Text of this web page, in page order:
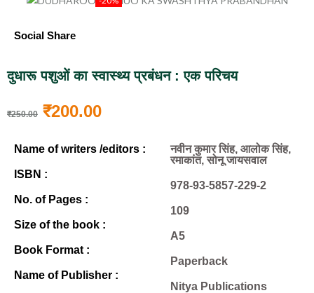
Social Share
दुधारू पशुओं का स्वास्थ्य प्रबंधन : एक परिचय
₹250.00 ₹200.00
Name of writers /editors :
ISBN :
No. of Pages :
Size of the book :
Book Format :
Name of Publisher :
नवीन कुमार सिंह, आलोक सिंह,
रमाकांत, सोनू जायसवाल
978-93-5857-229-2
109
A5
Paperback
Nitya Publications